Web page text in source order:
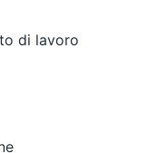
di lavoro